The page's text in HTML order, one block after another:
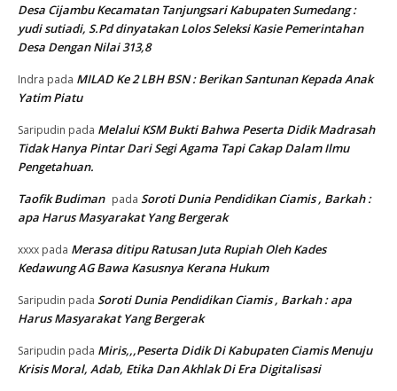
Desa Cijambu Kecamatan Tanjungsari Kabupaten Sumedang :
yudi sutiadi, S.Pd dinyatakan Lolos Seleksi Kasie Pemerintahan
Desa Dengan Nilai 313,8
Indra pada MILAD Ke 2 LBH BSN : Berikan Santunan Kepada Anak
Yatim Piatu
Saripudin pada Melalui KSM Bukti Bahwa Peserta Didik Madrasah
Tidak Hanya Pintar Dari Segi Agama Tapi Cakap Dalam Ilmu
Pengetahuan.
Taofik Budiman pada Soroti Dunia Pendidikan Ciamis , Barkah :
apa Harus Masyarakat Yang Bergerak
xxxx pada Merasa ditipu Ratusan Juta Rupiah Oleh Kades
Kedawung AG Bawa Kasusnya Kerana Hukum
Saripudin pada Soroti Dunia Pendidikan Ciamis , Barkah : apa
Harus Masyarakat Yang Bergerak
Saripudin pada Miris,,,Peserta Didik Di Kabupaten Ciamis Menuju
Krisis Moral, Adab, Etika Dan Akhlak Di Era Digitalisasi